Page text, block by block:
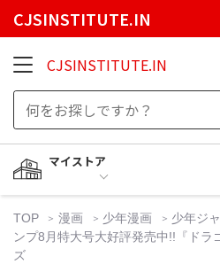
CJSINSTITUTE.IN
CJSINSTITUTE.IN
マイストア
TOP 漫画 少年漫画
少年ジ
ンプ8月特大号大好評発売中!!『ドラ
ズ